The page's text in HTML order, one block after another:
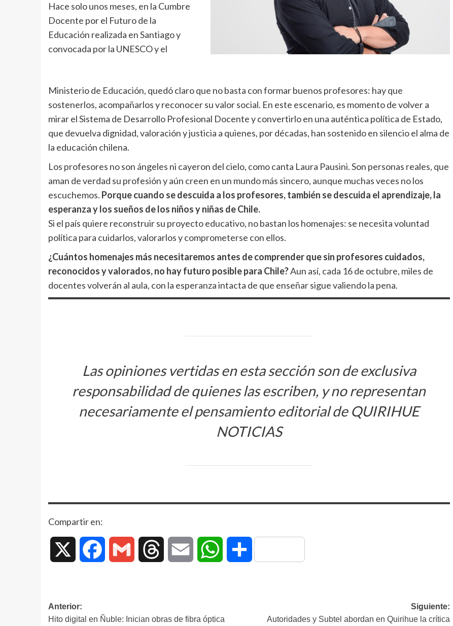
Hace solo unos meses, en la Cumbre
Docente por el Futuro de la
Educación realizada en Santiago y
convocada por la UNESCO y el
Ministerio de Educación, quedó claro que no basta con formar buenos profesores: hay que
sostenerlos, acompañarlos y reconocer su valor social. En este escenario, es momento de volver a
mirar el Sistema de Desarrollo Profesional Docente y convertirlo en una auténtica política de Estado,
que devuelva dignidad, valoración y justicia a quienes, por décadas, han sostenido en silencio el alma de
la educación chilena.
Los profesores no son ángeles ni cayeron del cielo, como canta Laura Pausini. Son personas reales, que
aman de verdad su profesión y aún creen en un mundo más sincero, aunque muchas veces no los
escuchemos. Porque cuando se descuida a los profesores, también se descuida el aprendizaje, la
esperanza y los sueños de los niños y niñas de Chile.
Si el país quiere reconstruir su proyecto educativo, no bastan los homenajes: se necesita voluntad
política para cuidarlos, valorarlos y comprometerse con ellos.
¿Cuántos homenajes más necesitaremos antes de comprender que sin profesores cuidados,
reconocidos y valorados, no hay futuro posible para Chile?Aun así, cada 16 de octubre, miles de
docentes volverán al aula, con la esperanza intacta de que enseñar sigue valiendo la pena.
Las opiniones vertidas en esta sección son de exclusiva
responsabilidad de quienes las escriben, y no representan
necesariamente el pensamiento editorial de QUIRIHUE
NOTICIAS
Compartir en:
Facebook Gmail Threads Email WhatsAppCompartir
Anterior:
Hito digital en Ñuble: Inician obras de fibra óptica
Siguiente:
Autoridades y Subtel abordan en Quirihue la crítica